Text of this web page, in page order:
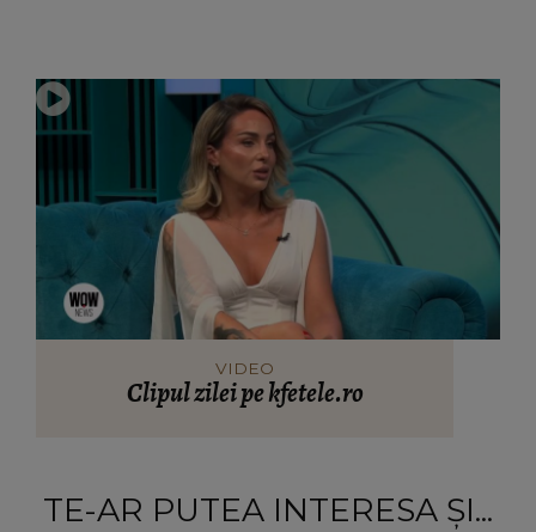
VIDEO
Clipul zilei pe kfetele.ro
TE-AR PUTEA INTERESA ȘI...